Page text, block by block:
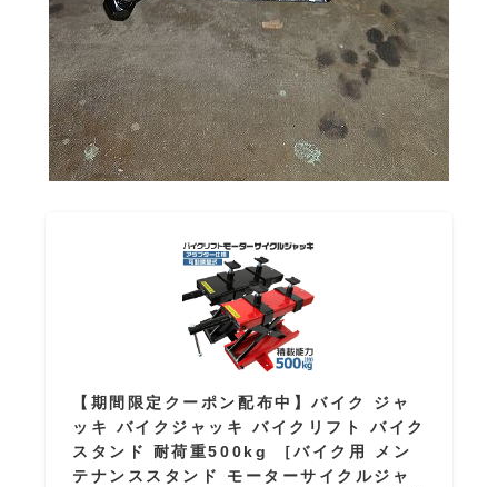
【期間限定クーポン配布中】バイク ジャ
ッキ バイクジャッキ バイクリフト バイク
スタンド 耐荷重500kg ［バイク用 メン
テナンススタンド モーターサイクルジャ